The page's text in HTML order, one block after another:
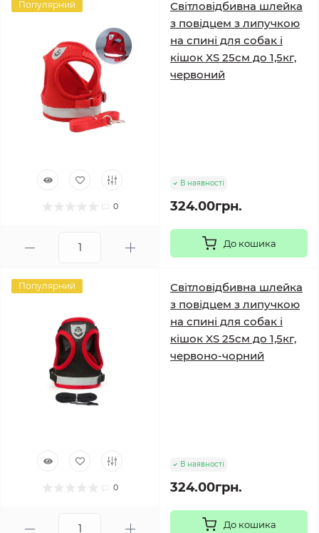
Популярний
0
Світловідбивна шлейка
з повідцем з липучкою
на спині для собак і
кішок XS 25см до 1,5кг,
червоний
В наявності
324.00грн.
До кошика
Популярний
0
Світловідбивна шлейка
з повідцем з липучкою
на спині для собак і
кішок XS 25см до 1,5кг,
червоно-чорний
В наявності
324.00грн.
До кошика